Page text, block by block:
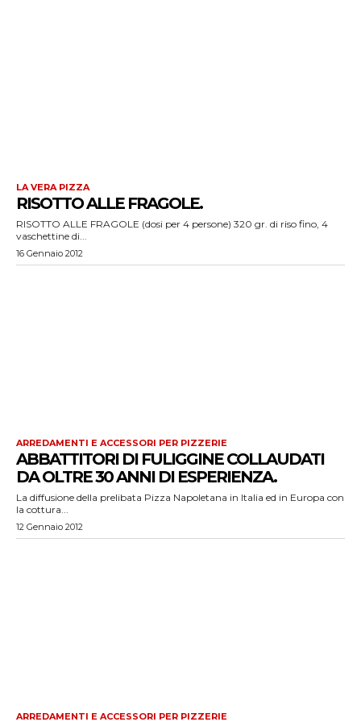
LA VERA PIZZA
RISOTTO ALLE FRAGOLE.
RISOTTO ALLE FRAGOLE (dosi per 4 persone) 320 gr. di riso fino, 4
vaschettine di...
16 Gennaio 2012
ARREDAMENTI E ACCESSORI PER PIZZERIE
ABBATTITORI DI FULIGGINE COLLAUDATI
DA OLTRE 30 ANNI DI ESPERIENZA.
La diffusione della prelibata Pizza Napoletana in Italia ed in Europa con
la cottura...
12 Gennaio 2012
ARREDAMENTI E ACCESSORI PER PIZZERIE